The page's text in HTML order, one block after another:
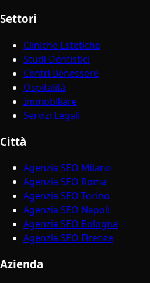
Settori
Cliniche Estetiche
Studi Dentistici
Centri Benessere
Ospitalità
Immobiliare
Servizi Legali
Città
Agenzia SEO Milano
Agenzia SEO Roma
Agenzia SEO Torino
Agenzia SEO Napoli
Agenzia SEO Bologna
Agenzia SEO Firenze
Azienda